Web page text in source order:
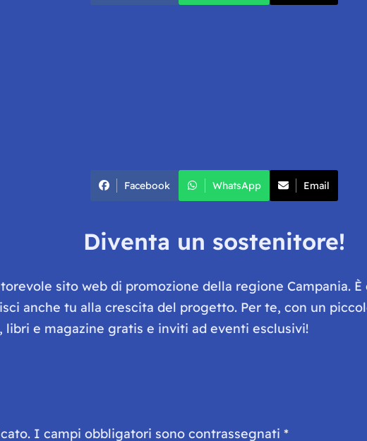
Facebook WhatsApp Email
Diventa un sostenitore!
sito web di promozione della regione Campania.
anche tu alla crescita del progetto. Per te, con un
libri e magazine gratis e inviti ad eventi esclusivi!
I campi obbligatori sono contrassegnati *